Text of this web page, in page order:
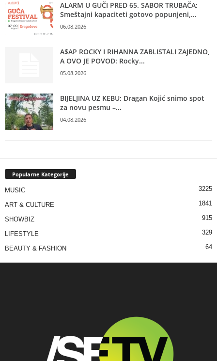
ALARM U GUČI PRED 65. SABOR TRUBAČA:
Smeštajni kapaciteti gotovo popunjeni,...
06.08.2026
A$AP ROCKY I RIHANNA ZABLISTALI ZAJEDNO,
A OVO JE POVOD: Rocky...
05.08.2026
BIJELJINA UZ KEBU: Dragan Kojić snimo spot
za novu pesmu –...
04.08.2026
Popularne Kategorije
MUSIC 3225
ART & CULTURE 1841
SHOWBIZ 915
LIFESTYLE 329
BEAUTY & FASHION 64